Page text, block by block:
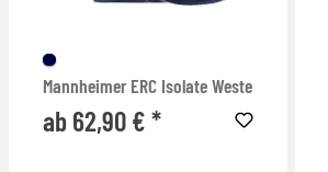
Mannheimer ERC Isolate Weste
ab 62,90 € *